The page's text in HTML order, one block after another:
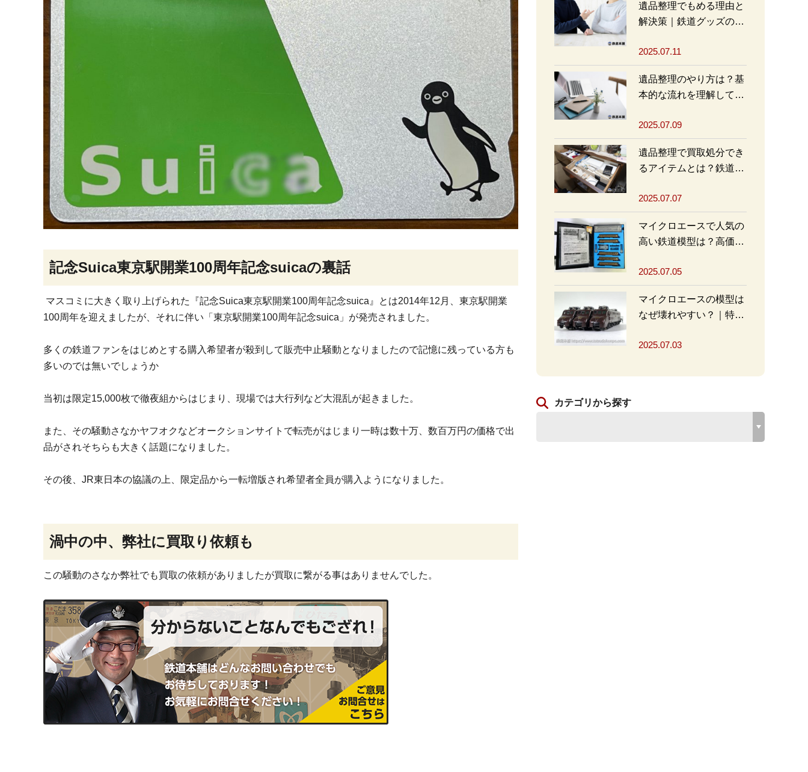
記念Suica東京駅開業100周年記念suicaの裏話
マスコミに大きく取り上げられた『記念Suica東京駅開業100周年記念suica』とは2014年12月、東京駅開業
100周年を迎えましたが、それに伴い「東京駅開業100周年記念suica」が発売されました。
多くの鉄道ファンをはじめとする購入希望者が殺到して販売中止騒動となりましたので記憶に残っている方も
多いのでは無いでしょうか
当初は限定15,000枚で徹夜組からはじまり、現場では大行列など大混乱が起きました。
また、その騒動さなかヤフオクなどオークションサイトで転売がはじまり一時は数十万、数百万円の価格で出
品がされそちらも大きく話題になりました。
その後、JR東日本の協議の上、限定品から一転増版され希望者全員が購入ようになりました。
渦中の中、弊社に買取り依頼も
この騒動のさなか弊社でも買取の依頼がありましたが買取に繋がる事はありませんでした。
遺品整理でもめる理由と
解決策｜鉄道グッズの整
2025.07.11
遺品整理のやり方は？基
本的な流れを理解して買
めよう
2025.07.09
遺品整理で買取処分でき
るアイテムとは？鉄道グ
も
2025.07.07
マイクロエースで人気の
高い鉄道模型は？高価買
2025.07.05
マイクロエースの模型は
なぜ壊れやすい？｜特徴
2025.07.03
カテゴリから探す